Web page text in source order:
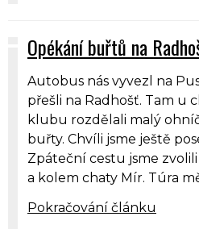
Opékání buřtů na
Autobus nás vyvezl na
přešli na Radhošť. Tam u
klubu rozdělali malý
buřty. Chvíli jsme ještě
Zpáteční cestu jsme
a kolem chaty Mír. Túra
Pokračování článku